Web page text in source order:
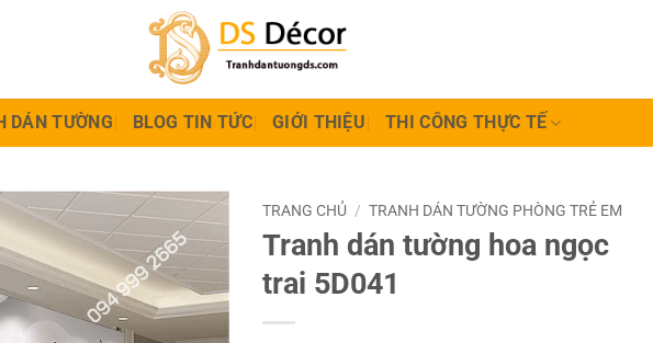
DÁN TƯỜNG BLOG TIN TỨC GIỚI THIỆU THI CÔNG THỰC TẾ
TRANG CHỦ / TRANH DÁN TƯỜNG PHÒNG TRẺ EM
Tranh dán tường hoa ngọc
trai 5D041